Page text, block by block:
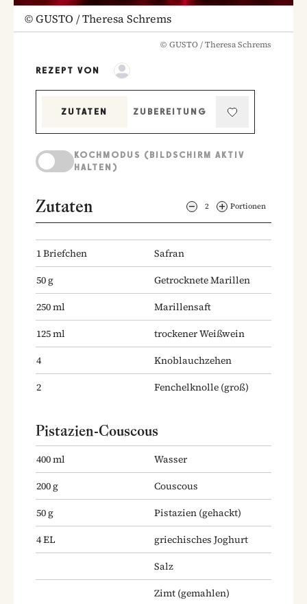
©GUSTO / Theresa Schrems
© GUSTO / Theresa Schrems
REZEPT VON
ZUTATEN ZUBEREITUNG
KOCHMODUS (BILDSCHIRM AKTIV
HALTEN)
Zutaten 2 Portionen
1Briefchen
Safran
50g
Getrocknete Marillen
250ml
Marillensaft
125ml
trockener Weißwein
4
Knoblauchzehen
2
Fenchelknolle (groß)
Pistazien-Couscous
400ml
Wasser
200g
Couscous
50g Pistazien (gehackt)
4EL
griechisches Joghurt
Salz
Zimt (gemahlen)